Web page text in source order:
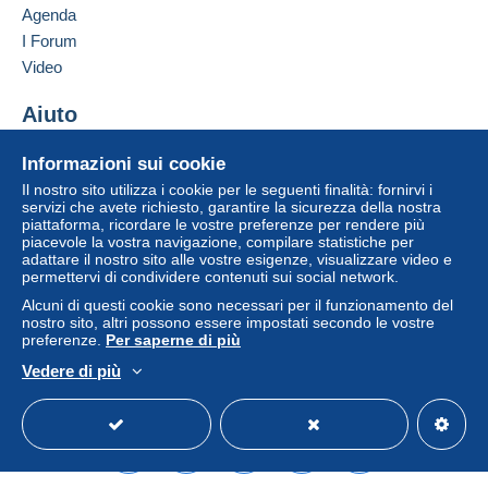
chiede di optare per un metodo di spedizione
Zona 1
Zona 2
Zona 3
Questa zona comprende 11 paesi
Lettera (formato normale/piccolo)
Pagamento con:
Informazioni sui cookie
Il nostro sito utilizza i cookie per le seguenti finalità: fornirvi i
servizi che avete richiesto, garantire la sicurezza della nostra
piattaforma, ricordare le vostre preferenze per rendere più
piacevole la vostra navigazione, compilare statistiche per
adattare il nostro sito alle vostre esigenze, visualizzare video e
permettervi di condividere contenuti sui social network.
Alcuni di questi cookie sono necessari per il funzionamento del
nostro sito, altri possono essere impostati secondo le vostre
preferenze. Per saperne di più
Vedere di più
Agenda
I Forum
Video
Aiuto
Acquistare su Delcampe
Vendere su Delcampe
Un sito sicuro